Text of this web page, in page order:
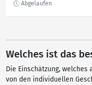
Welches ist das
Die Einschätzung,
von den individuellen